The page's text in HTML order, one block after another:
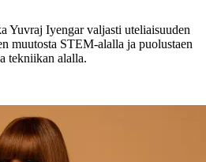
Yuvraj Iyengar valjasti uteliaisuuden
muutosta STEM-alalla ja puolustaen
tekniikan alalla.